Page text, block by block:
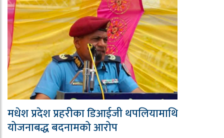
मधेश प्रदेश प्रहरीका डिआईजी थपलियामाथि
योजनाबद्ध बदनामको आरोप